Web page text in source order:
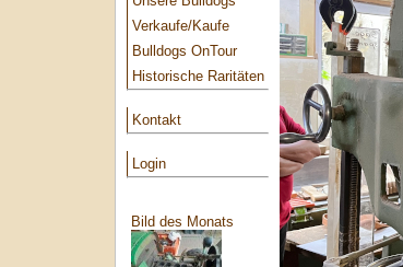
Verkaufe/Kaufe
Bulldogs OnTour
Historische Raritäten
Kontakt
Login
Bild des Monats